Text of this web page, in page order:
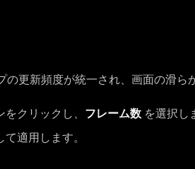
更新頻度が統一され、画面の滑ら
クリックし、 フレーム数 を選択し
適用します。